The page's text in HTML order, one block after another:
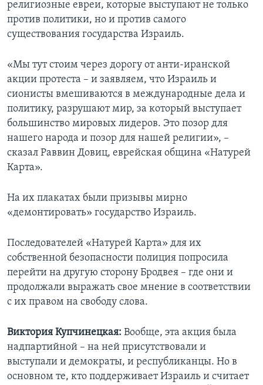
религиозные евреи, которые выступают не только
против политики, но и против самого
существования государства Израиль.
«Мы тут стоим через дорогу от анти-иранской
акции протеста – и заявляем, что Израиль и
сионисты вмешиваются в международные дела и
политику, разрушают мир, за который выступает
большинство мировых лидеров. Это позор для
нашего народа и позор для нашей религии», –
сказал Раввин Довиц, еврейская община «Натурей
Карта».
На их плакатах были призывы мирно
«демонтировать» государство Израиль.
Последователей «Натурей Карта» для их
собственной безопасности полиция попросила
перейти на другую сторону Бродвея – где они и
продолжали выражать свое мнение в соответствии
с их правом на свободу слова.
Виктория Купчинецкая: Вообще, эта акция была
надпартийной – на ней присутствовали и
выступали и демократы, и республиканцы. Но в
основном те, кто поддерживает Израиль и считает